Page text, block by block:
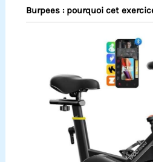
Burpees : pourquoi cet